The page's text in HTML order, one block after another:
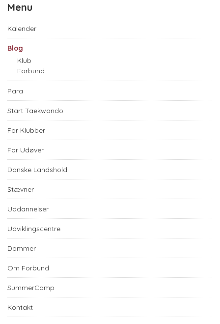
Menu
Kalender
Blog
Klub
Forbund
Para
Start Taekwondo
For Klubber
For Udøver
Danske Landshold
Stævner
Uddannelser
Udviklingscentre
Dommer
Om Forbund
SummerCamp
Kontakt